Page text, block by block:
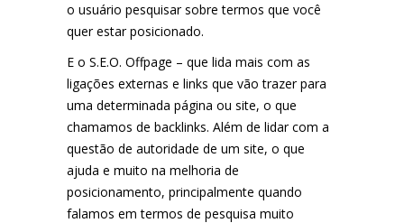
o usuário pesquisar sobre termos que você
quer estar posicionado.
E o S.E.O. Offpage – que lida mais com as
ligações externas e links que vão trazer para
uma determinada página ou site, o que
chamamos de backlinks. Além de lidar com a
questão de autoridade de um site, o que
ajuda e muito na melhoria de
posicionamento, principalmente quando
falamos em termos de pesquisa muito